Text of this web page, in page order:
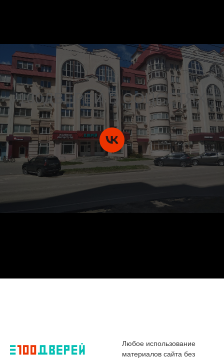
100ДВЕРЕЙ В СОЦСЕТЯХ
Любое использование
материалов сайта без